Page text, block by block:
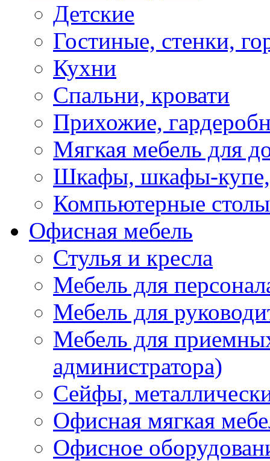
Детские
Гостиные, стенки,
Кухни
Спальни, кровати
Прихожие,
Мягкая мебель для
Шкафы, шкафы-купе,
Компьютерные столы
Офисная мебель
Стулья и кресла
Мебель для
Мебель для
Мебель для
администратора)
Сейфы,
Офисная мягкая
Офисное